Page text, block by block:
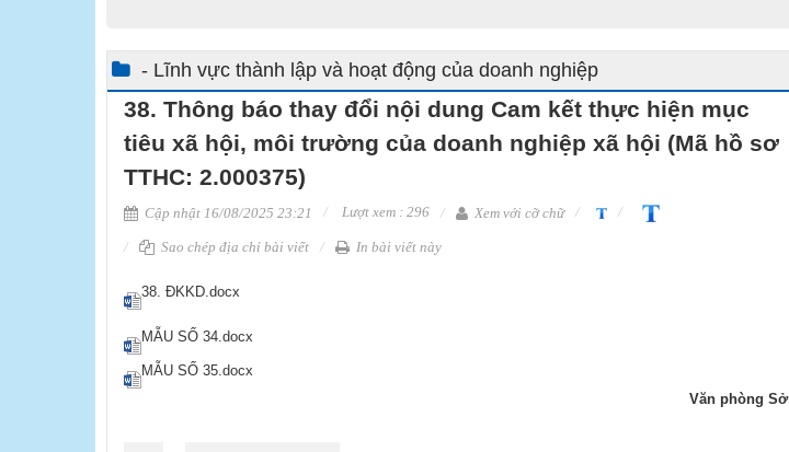
- Lĩnh vực thành lập và hoạt động của doanh nghiệp
38. Thông báo thay đổi nội dung Cam kết thực hiện mục
tiêu xã hội, môi trường của doanh nghiệp xã hội (Mã hồ sơ
TTHC: 2.000375)
Cập nhật 16/08/2025 23:21 Lượt xem : 296 Xem với cỡ chữ
Sao chép địa chỉ bài viết In bài viết này
38. ĐKKD.docx
MẪU SỐ 34.docx
MẪU SỐ 35.docx
Văn phòng Sở